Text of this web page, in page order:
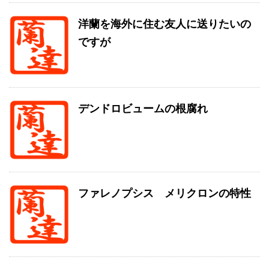
洋蘭を海外に住む友人に送りたいの
ですが
デンドロビュームの根腐れ
ファレノプシス メリクロンの特性